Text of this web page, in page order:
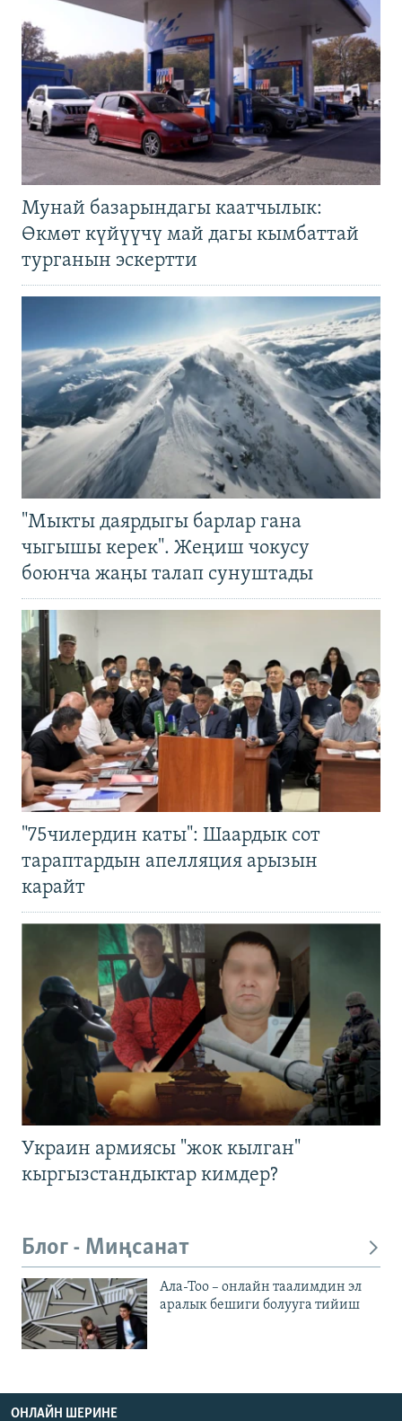
Мунай базарындагы каатчылык:
Өкмөт күйүүчү май дагы кымбаттай
турганын эскертти
"Мыкты даярдыгы барлар гана
чыгышы керек". Жеңиш чокусу
боюнча жаңы талап сунуштады
"75чилердин каты": Шаардык сот
тараптардын апелляция арызын
карайт
Украин армиясы "жок кылган"
кыргызстандыктар кимдер?
Блог - Миңсанат
Ала-Тоо – онлайн таалимдин эл
аралык бешиги болууга тийиш
ОНЛАЙН ШЕРИНЕ